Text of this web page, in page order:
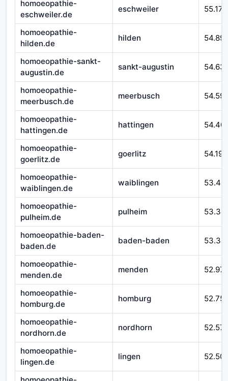
homoeopathie-
eschweiler.de
eschweiler 55.171
homoeopathie-
hilden.de
hilden
homoeopathie-sankt-
augustin.de
sankt-augustin 54.631
homoeopathie-
meerbusch.de
meerbusch
homoeopathie-
hattingen.de
hattingen
homoeopathie-
goerlitz.de
goerlitz 54.193
homoeopathie-
waiblingen.de
waiblingen
homoeopathie-
pulheim.de
pulheim
homoeopathie-baden-
baden.de
baden-baden
homoeopathie-
menden.de
menden
homoeopathie-
homburg.de
homburg
homoeopathie-
nordhorn.de
nordhorn
homoeopathie-
lingen.de
lingen